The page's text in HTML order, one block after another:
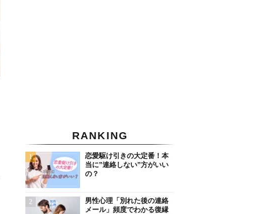
RANKING
恋愛駆け引きの大定番！本
当に”連絡しない”方がいい
の？
男性心理「別れた後の連絡
メール」頻度でわかる復縁